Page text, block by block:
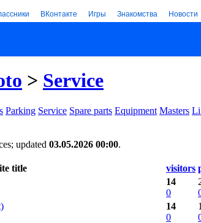
ВКонтакте Игры Знакомства Новости
> Service
Parking Service Spare parts Equipment Masters
updated 03.05.2026 00:00.
title visitors
14
0
14
0